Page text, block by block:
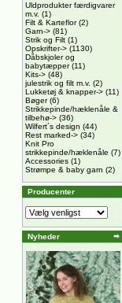
Uldprodukter færdigvarer
m.v. (1)
Filt & Karteflor(2)
Garn-> (81)
Strik og Filt (1)
Opskrifter-> (1130)
Dåbskjoler og
babytæpper(11)
Kits-> (48)
julestrik og filt m.v. (2)
Lukketøj & knapper-> (11)
Bøger(6)
Strikkepinde/hæklenåle &
tilbehø-> (36)
Wilfert´s design (44)
Rest marked-> (34)
Knit Pro
strikkepinde/hæklenåle (7)
Accessories (1)
Strømpe & baby garn (2)
Producenter
Nyheder